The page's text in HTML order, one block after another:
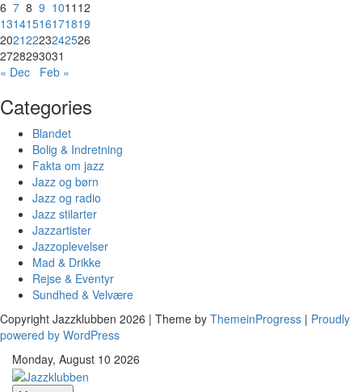
6 7 8 9 1011 12
13141516171819
20212223242526
2728293031
« Dec
Feb »
Categories
Blandet
Bolig & Indretning
Fakta om jazz
Jazz og børn
Jazz og radio
Jazz stilarter
Jazzartister
Jazzoplevelser
Mad & Drikke
Rejse & Eventyr
Sundhed & Velvære
Copyright Jazzklubben 2026 | Theme by ThemeinProgress | Proudly
powered by WordPress
Monday, August 10 2026